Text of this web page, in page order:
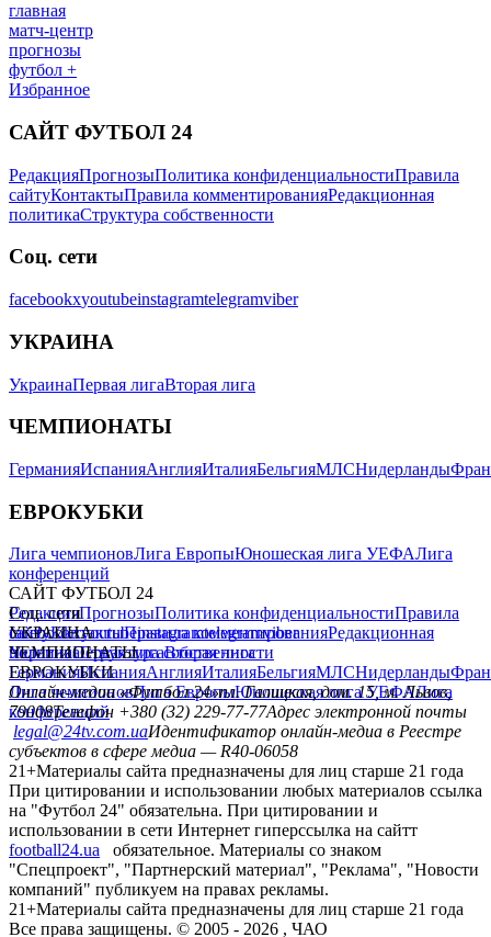
главная
матч-центр
прогнозы
футбол +
Избранное
САЙТ ФУТБОЛ 24
РедакцияПрогнозыПолитика конфиденциальностиПравила
сайтуКонтактыПравила комментированияРедакционная
политикаСтруктура собственности
Соц. сети
facebookxyoutubeinstagramtelegramviber
УКРАИНА
УкраинаПервая лигаВторая лига
ЧЕМПИОНАТЫ
ГерманияИспанияАнглияИталияБельгияМЛСНидерланды
ЕВРОКУБКИ
Лига чемпионовЛига ЕвропыЮношеская лига УЕФАЛига
конференций
САЙТ ФУТБОЛ 24
РедакцияПрогнозыПолитика конфиденциальностиПравила
сайтуКонтактыПравила комментированияРедакционная
политикаСтруктура собственности
Соц. сети
facebookxyoutubeinstagramtelegramviber
УКРАИНА
УкраинаПервая лигаВторая лига
ЧЕМПИОНАТЫ
ГерманияИспанияАнглияИталияБельгияМЛСНидерланды
ЕВРОКУБКИ
Лига чемпионовЛига ЕвропыЮношеская лига УЕФАЛига
конференций
Онлайн-медиа «Футбол 24»пл. Галицкая, дом. 15, м. Львов,
79008Телефон +380 (32) 229-77-77Адрес электронной почты
legal@24tv.com.uaИдентификатор онлайн-медиа в Реестре
субъектов в сфере медиа — R40-06058
21+Материалы сайта предназначены для лиц старше 21 года
При цитировании и использовании любых материалов ссылка
на "Футбол 24" обязательна. При цитировании и
использовании в сети Интернет гиперссылка на сайтт
football24.ua
обязательное. Материалы со знаком
"Спецпроект", "Партнерский материал", "Реклама", "Новости
компаний" публикуем на правах рекламы.
21+Материалы сайта предназначены для лиц старше 21 года
Все права защищены. © 2005 - 2026 , ЧАО